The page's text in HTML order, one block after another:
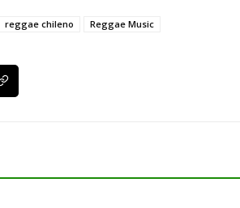
reggae chileno Reggae Music